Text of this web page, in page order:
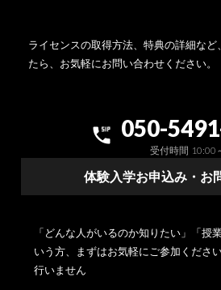
ライセンスの取得方法、特典の詳細など
たら、お気軽にお問い合わせください。
dialer_sip 050-
受付時間 10:00
体験入学お申込み・お
「どんな人がいるのか知りたい」「授
いう方、まずはお気軽にご参加くださ
行いません